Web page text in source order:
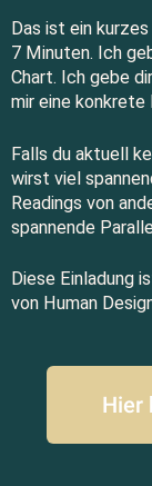
Das ist ein
7 Minuten. Ich
Chart. Ich gebe
mir eine konkrete
Falls du aktuell
wirst viel
Readings von
spannende
Diese Einladung
von Human
Hier